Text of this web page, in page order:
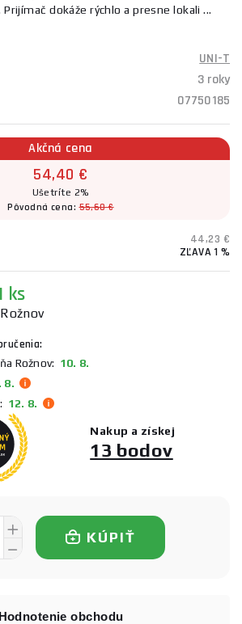
dokáže rýchlo a presne lokali ...
UNI-T
3 roky
07750185
Akčná cena
54,40 €
Ušetríte 2%
Pôvodná cena:55,60 €
44,23 €
ZĽAVA 1 %
ks
Rožnov: 10. 8.
8.
12. 8.
Nakup a získej
13 bodov
KÚPIŤ
Hodnotenie obchodu